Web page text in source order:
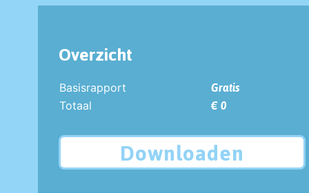
Overzicht
Basisrapport
Gratis
Totaal
€ 0
Downloaden